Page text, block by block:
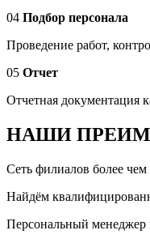
04 Подбор персонала
Проведение работ,
05 Отчет
Отчетная документация
НАШИ
Сеть филиалов более чем
Найдём
Персональный менеджер